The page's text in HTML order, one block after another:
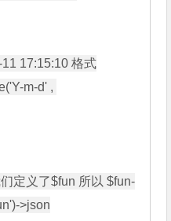
m-d' ,
定义了$fun 所以 $fun-
>json